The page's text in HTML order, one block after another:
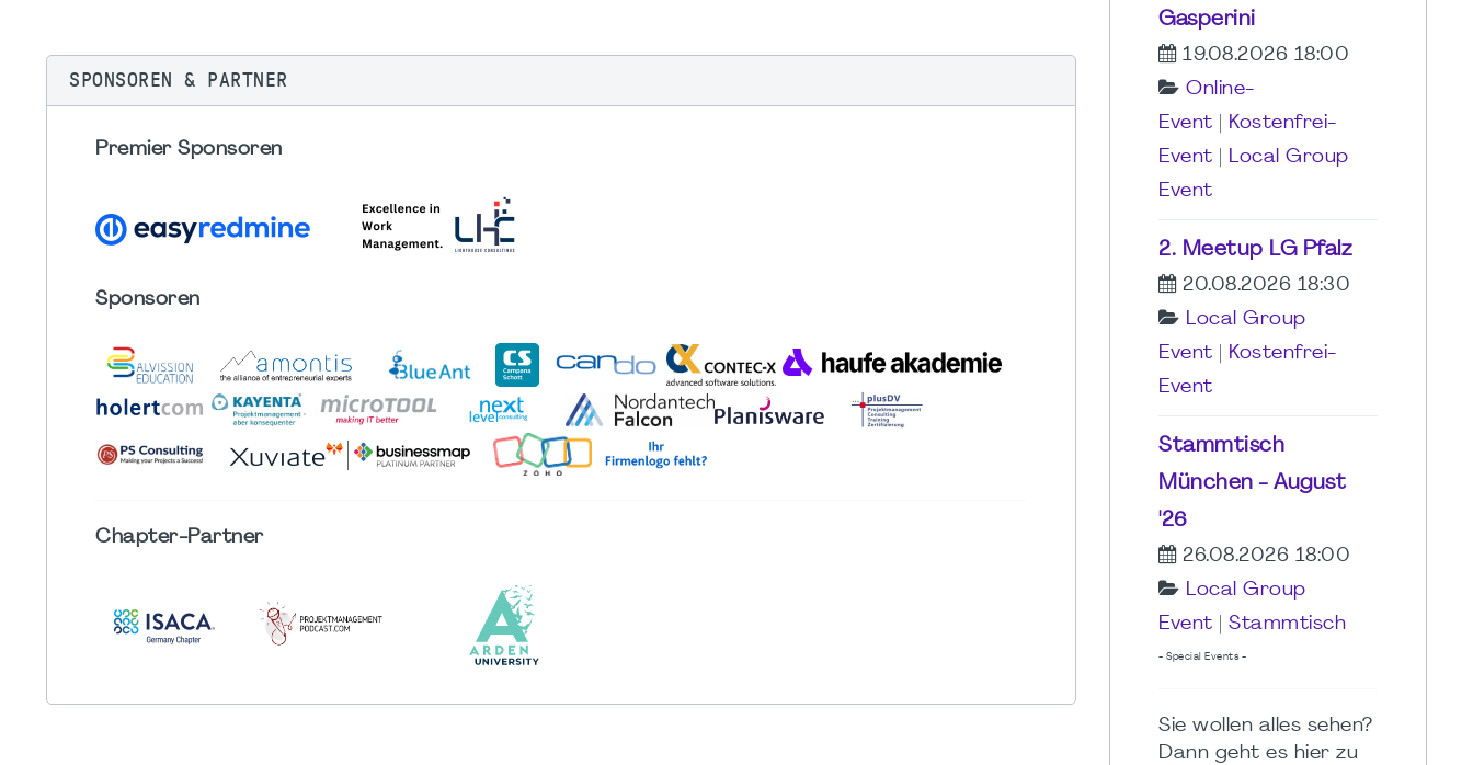
SPONSOREN & PARTNER
Premier Sponsoren
Sponsoren
Chapter-Partner
Gasperini
19.08.2026 18:00
Online-
Event
Kostenfrei-
Event
Local Group
Event
2. Meetup LG Pfalz
20.08.2026 18:30
Local Group
Event
Kostenfrei-
Event
Stammtisch
München - August
'26
26.08.2026 18:00
Local Group
Event
Stammtisch
- Special Events -
Sie wollen alles sehen?
Dann geht es hier zu